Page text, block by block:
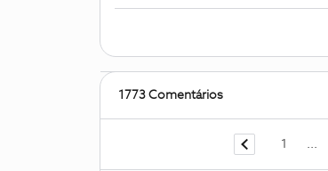
1773 Comentários
1 ...